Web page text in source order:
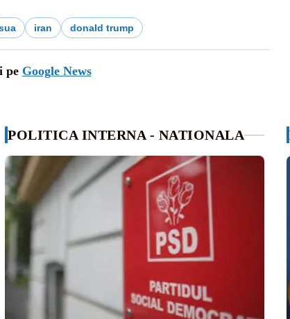
iran donald trump
pe Google News
POLITICA INTERNA - NATIONALA